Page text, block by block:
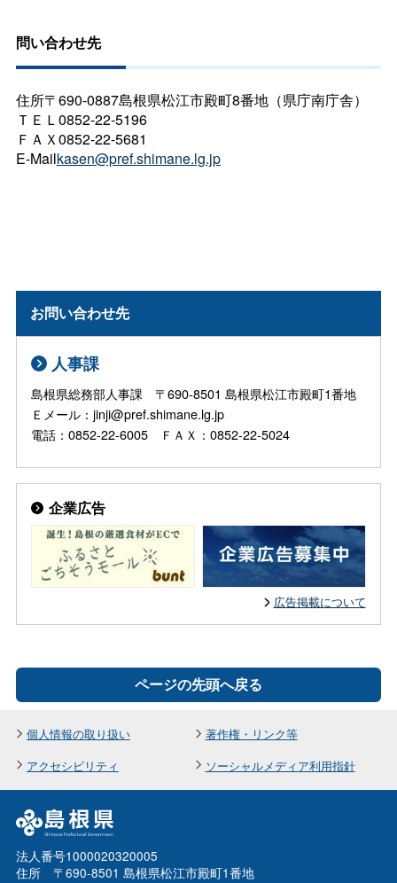
問い合わせ先
住所〒690-0887島根県松江市殿町8番地（県庁南庁舎）
ＴＥＬ0852-22-5196
ＦＡＸ0852-22-5681
E-Mailkasen@pref.shimane.lg.jp
お問い合わせ先
人事課
島根県総務部人事課 〒690-8501 島根県松江市殿町1番地
Ｅメール：jinji@pref.shimane.lg.jp
電話：0852-22-6005 ＦＡＸ：0852-22-5024
企業広告
広告掲載について
ページの先頭へ戻る
個人情報の取り扱い
著作権・リンク等
アクセシビリティ
ソーシャルメディア利用指針
法人番号1000020320005
住所 〒690-8501 島根県松江市殿町1番地